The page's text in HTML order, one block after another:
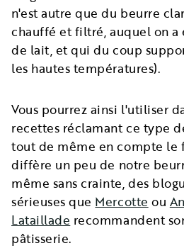
n'est autre que du beurre
chauffé et filtré, auquel on a
de lait, et qui du coup
les hautes températures).
Vous pourrez ainsi l'utiliser
recettes réclamant ce type
tout de même en compte le
diffère un peu de notre
même sans crainte, des
sérieuses que Mercotte ou
Lataillade recommandent
pâtisserie.